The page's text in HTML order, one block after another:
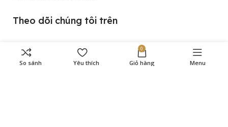
Theo dõi chúng tôi trên
Bản quyền thuộc về Gold Time Watch © 2023.
So sánh Yêu thích
0
Giỏ hàng Menu